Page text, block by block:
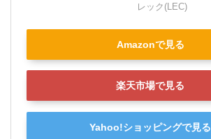
レック(LEC)
Amazonで見る
楽天市場で見る
Yahoo!ショッピングで見る